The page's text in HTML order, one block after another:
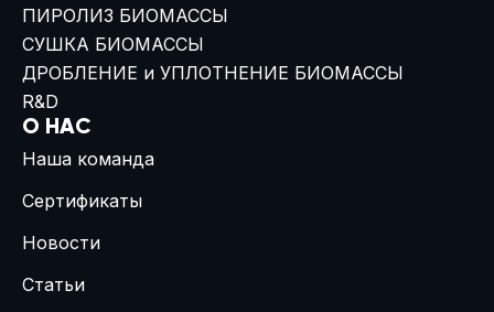
ПИРОЛИЗ БИОМАССЫ
СУШКА БИОМАССЫ
ДРОБЛЕНИЕ и УПЛОТНЕНИЕ БИОМАССЫ
R&D
О НАС
Наша команда
Сертификаты
Новости
Статьи